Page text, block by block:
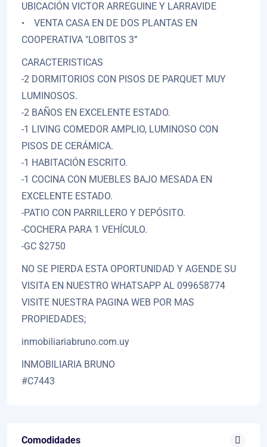
UBICACIÓN VICTOR ARREGUINE Y LARRAVIDE
• VENTA CASA EN DE DOS PLANTAS EN
COOPERATIVA "LOBITOS 3”
CARACTERISTICAS
-2 DORMITORIOS CON PISOS DE PARQUET MUY
LUMINOSOS.
-2 BAÑOS EN EXCELENTE ESTADO.
-1 LIVING COMEDOR AMPLIO, LUMINOSO CON
PISOS DE CERÁMICA.
-1 HABITACIÓN ESCRITO.
-1 COCINA CON MUEBLES BAJO MESADA EN
EXCELENTE ESTADO.
-PATIO CON PARRILLERO Y DEPÓSITO.
-COCHERA PARA 1 VEHÍCULO.
-GC $2750
NO SE PIERDA ESTA OPORTUNIDAD Y AGENDE SU
VISITA EN NUESTRO WHATSAPP AL 099658774
VISITE NUESTRA PAGINA WEB POR MAS
PROPIEDADES;
inmobiliariabruno.com.uy
INMOBILIARIA BRUNO
#C7443
Comodidades